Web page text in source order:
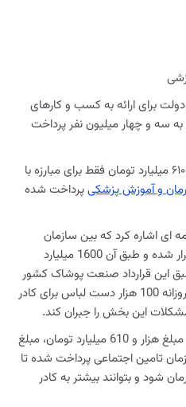
برای ارائه به کسب و کارهای
سه و چهار میلیون نفر پرداخت
وی یاداوری کرد: تا الان یک هزار و ۶۱۰ میلیارد تومان فقط برای مبارزه با
و آموزش پزشکیپرداخت شده
ای اشاره کرد که بین سازمان
تامین اجتماعی و وزارت صمت برقرار شده و طبق آن 1600 میلیارد
این قرارداد صنعت پوشاک کشور
خط تولید خود را تغییر می‌دهد تا روزانه 100 هزار دست لباس برای کادر
مشکلات این بخش را جبران کند.
نوبخت در انتها اضافه کرد علاوه بر مبلغ هزار و 610 میلیارد تومان، مبلغ
تامین اجتماعی پرداخت شده تا
و بتوانند بیشتر به کادر